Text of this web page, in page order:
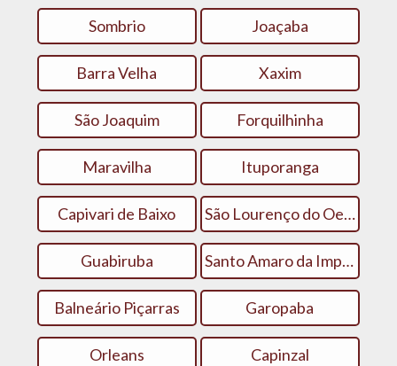
Sombrio Joaçaba
Barra Velha Xaxim
São Joaquim Forquilhinha
Maravilha Ituporanga
Capivari de Baixo São Lourenço do Oeste
Guabiruba Santo Amaro da Imperatriz
Balneário Piçarras Garopaba
Orleans Capinzal